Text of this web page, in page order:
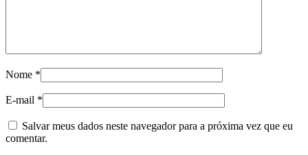
Nome *
E-mail *
Salvar meus dados neste navegador para a próxima vez que eu
comentar.